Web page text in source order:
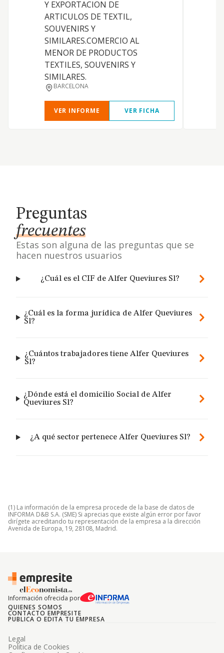
Y EXPORTACION DE
ARTICULOS DE TEXTIL,
SOUVENIRS Y
SIMILARES.COMERCIO AL
MENOR DE PRODUCTOS
TEXTILES, SOUVENIRS Y
SIMILARES.
BARCELONA
VER INFORME VER FICHA
Preguntas
frecuentes
Estas son alguna de las preguntas que se
hacen nuestros usuarios
¿Cuál es el CIF de Alfer Queviures Sl?
¿Cuál es la forma jurídica de Alfer Queviures
Sl?
¿Cuántos trabajadores tiene Alfer Queviures
Sl?
¿Dónde está el domicilio Social de Alfer
Queviures Sl?
¿A qué sector pertenece Alfer Queviures Sl?
(1) La información de la empresa procede de la base de datos de
INFORMA D&B S.A. (SME) Si aprecias que existe algún error por favor
dirígete acreditando tu representación de la empresa a la dirección
Avenida de Europa, 19, 28108, Madrid.
Información ofrecida por
QUIENES SOMOS
CONTACTO EMPRESITE
PUBLICA O EDITA TU EMPRESA
Legal
Politica de Cookies